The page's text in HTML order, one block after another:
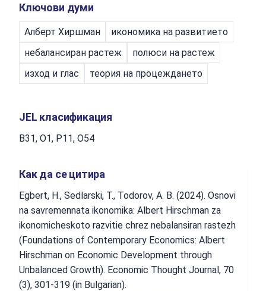
Ключови думи
Алберт Хиршман
икономика на развитието
небалансиран растеж
полюси на растеж
изход и глас
теория на процеждането
JEL класификация
B31, O1, P11, O54
Как да се цитира
Egbert, H., Sedlarski, T., Todorov, A. B. (2024). Osnovi
na savremennata ikonomika: Albert Hirschman za
ikonomicheskoto razvitie chrez nebalansiran rastezh
(Foundations of Contemporary Economics: Albert
Hirschman on Economic Development through
Unbalanced Growth). Economic Thought Journal, 70
(3), 301-319 (in Bulgarian).